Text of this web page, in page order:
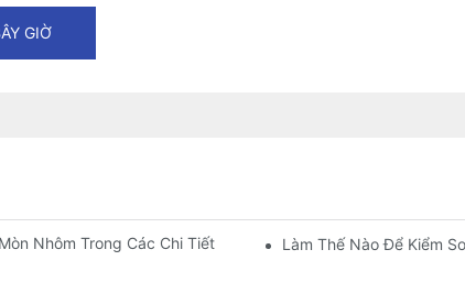
GIỜ
Nhôm Trong Các Chi Tiết Gia Công Chính Xác: Giải Pháp
Làm Thế Nào Để Kiểm